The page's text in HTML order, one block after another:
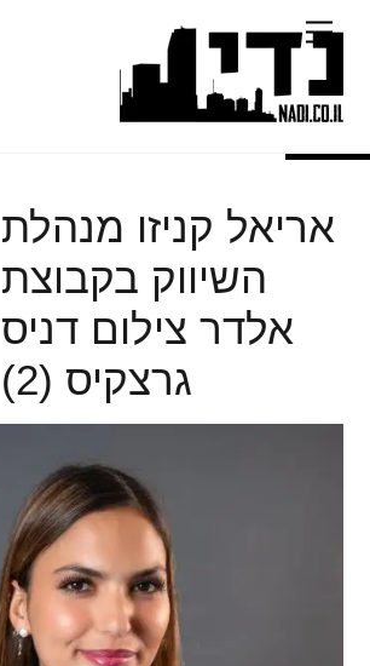
content
Menu
אריאל קניזו מנהלת
השיווק בקבוצת
אלדר צילום דניס
גרצקיס (2)